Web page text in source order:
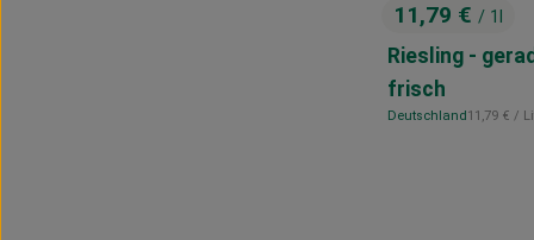
, Preis:
11,79 € / 1l
Riesling -
frisch
, Herkunft:
Deutschland ,11,79 € /